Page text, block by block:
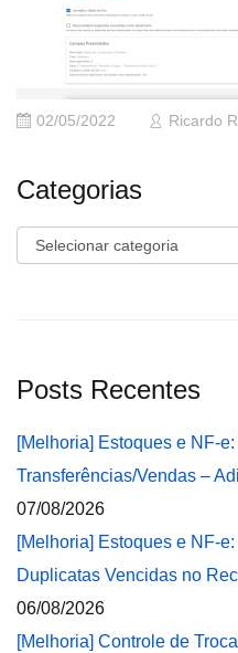
02/05/2022 Ricardo
Categorias
Categorias
Posts Recentes
[Melhoria] Estoques e NF-
Transferências/Vendas –
07/08/2026
[Melhoria] Estoques e NF-
Duplicatas Vencidas no
06/08/2026
[Melhoria] Controle de